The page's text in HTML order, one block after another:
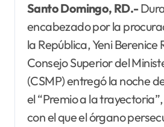
Santo Domingo, RD.-
encabezado por la
la República, Yeni Berenice
Consejo Superior del
(CSMP) entregó la noche
el “Premio a la
con el que el órgano